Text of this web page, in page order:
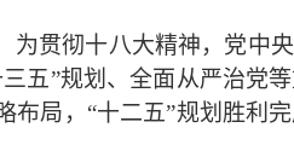
为贯彻十八大精神，党中
三五”规划、全面从严治党
布局，“十二五”规划胜利